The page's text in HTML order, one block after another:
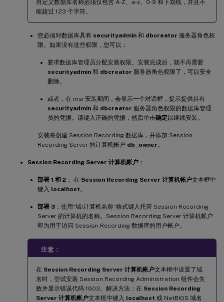
自定义数据库名称必须仅包含 A-Z、a-z、0-9 和下划线，并且不
能超过 123 个字符。
您必须对数据库具有 securityadmin 和 dbcreator 服务器角色权
限。如果没有这些权限，您可以：
要求数据库管理员分配安装权限。安装完成后，就不再需要
securityadmin 和 dbcreator 服务器角色权限了，可以安全
删除。
或者，在 msi 安装期间，会显示一个对话框，提示提供具有
securityadmin 和 dbcreator 服务器角色权限的数据库管理
员的凭据。请键入正确的凭据，然后单击确定以继续安装。
安装将创建 Session Recording 数据库，并添加 Session
Recording Server 的计算机帐户 db_owner 。
Session Recording Server 计算机帐户 ：
部署 1 和 2 ： 在 Session Recording Server 计算机帐户文本框中
键入 localhost 。
部署 3 ：使用“域\计算机名称”格式键入托管 Session Recording
Server 的计算机的名称。Session Recording Server 计算机帐户
即为用于访问 Session Recording 数据库的用户帐户。
注意：
在 Session Recording Server 计算机帐户文本框中设置了域
名时，尝试安装 Session Recording Administration 组件会失
败并显示错误代码 1603。解决方法：在 Session Recording
Server 计算机帐户文本框中键入 localhost 或 NetBIOS 域名